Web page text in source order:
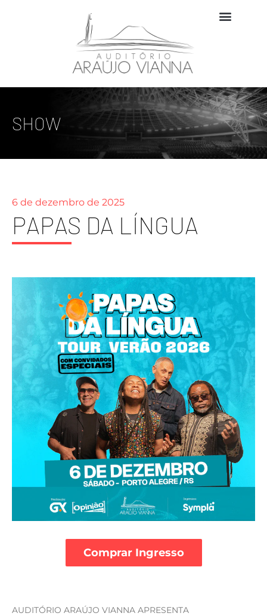
SHOW
6 de dezembro de 2025
PAPAS DA LÍNGUA
AUDITÓRIO ARAÚJO VIANNA APRESENTA
Comprar Ingresso